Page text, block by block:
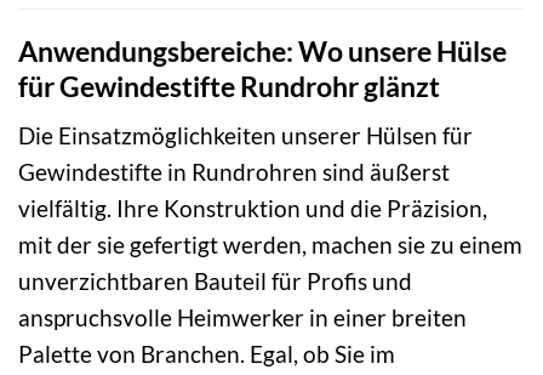
Anwendungsbereiche: Wo unsere Hülse
für Gewindestifte Rundrohr glänzt
Die Einsatzmöglichkeiten unserer Hülsen für
Gewindestifte in Rundrohren sind äußerst
vielfältig. Ihre Konstruktion und die Präzision,
mit der sie gefertigt werden, machen sie zu einem
unverzichtbaren Bauteil für Profis und
anspruchsvolle Heimwerker in einer breiten
Palette von Branchen. Egal, ob Sie im